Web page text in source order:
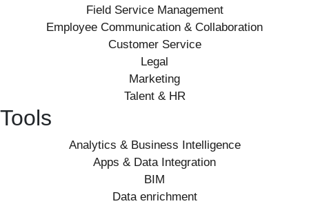
Field Service Management
Employee Communication & Collaboration
Customer Service
Legal
Marketing
Talent & HR
Tools
Analytics & Business Intelligence
Apps & Data Integration
BIM
Data enrichment